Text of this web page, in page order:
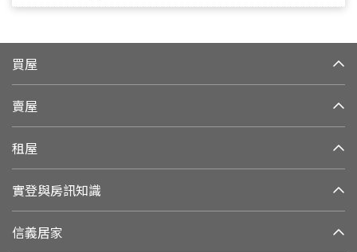
買屋
賣屋
租屋
實登與房訊知識
信義居家